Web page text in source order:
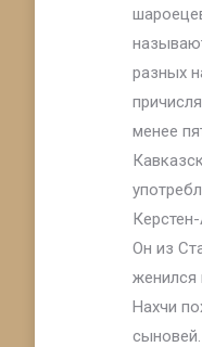
разных
менее
Он из
женился
Нахчи